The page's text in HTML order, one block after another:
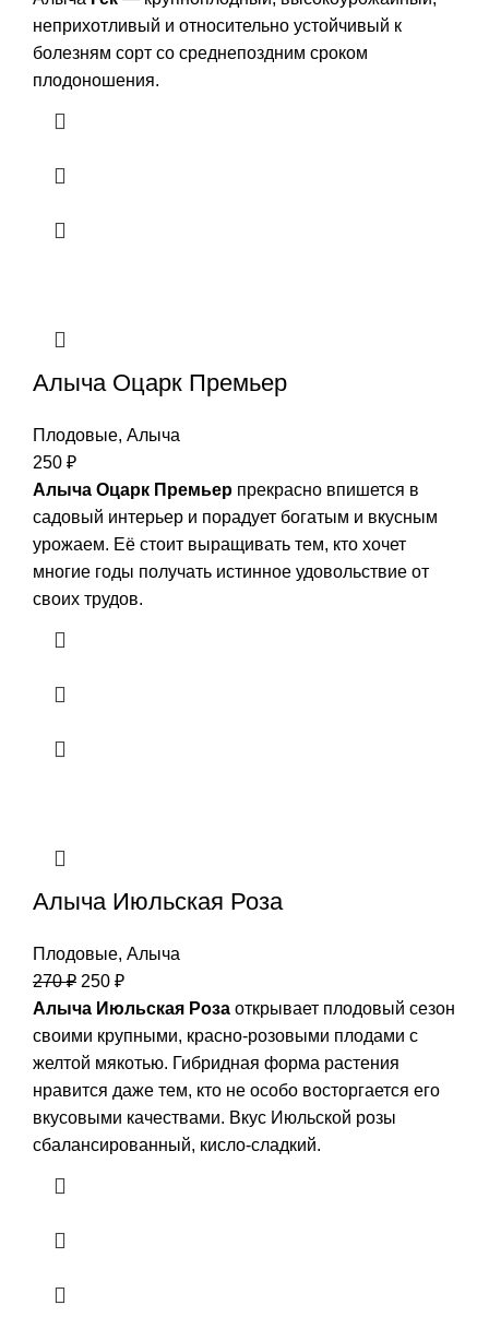
неприхотливый и относительно устойчивый к
болезням сорт со среднепоздним сроком
плодоношения.
Алыча Оцарк Премьер
Плодовые, Алыча
250 ₽
Алыча Оцарк Премьер прекрасно впишется в
садовый интерьер и порадует богатым и вкусным
урожаем. Еë стоит выращивать тем, кто хочет
многие годы получать истинное удовольствие от
своих трудов.
Алыча Июльская Роза
Плодовые, Алыча
270₽ 250 ₽
Алыча Июльская Роза открывает плодовый сезон
своими крупными, красно-розовыми плодами с
желтой мякотью. Гибридная форма растения
нравится даже тем, кто не особо восторгается его
вкусовыми качествами. Вкус Июльской розы
сбалансированный, кисло-сладкий.